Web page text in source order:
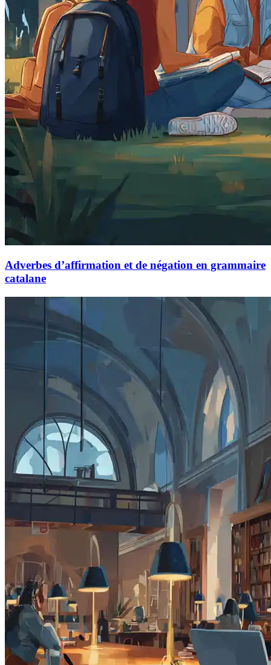
Adverbes d’affirmation et de négation en grammaire
catalane